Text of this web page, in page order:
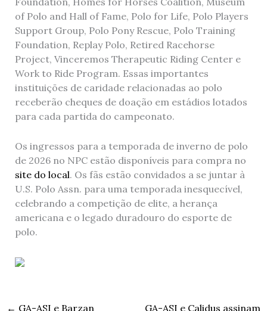
of Polo and Hall of Fame, Polo for Life, Polo Players
Support Group, Polo Pony Rescue, Polo Training
Foundation, Replay Polo, Retired Racehorse
Project, Vinceremos Therapeutic Riding Center e
Work to Ride Program. Essas importantes
instituições de caridade relacionadas ao polo
receberão cheques de doação em estádios lotados
para cada partida do campeonato.
Os ingressos para a temporada de inverno de polo
de 2026 no NPC estão disponíveis para compra no
site do local. Os fãs estão convidados a se juntar à
U.S. Polo Assn. para uma temporada inesquecível,
celebrando a competição de elite, a herança
americana e o legado duradouro do esporte de
polo.
← GA-ASI e Barzan
GA-ASI e Calidus assinam